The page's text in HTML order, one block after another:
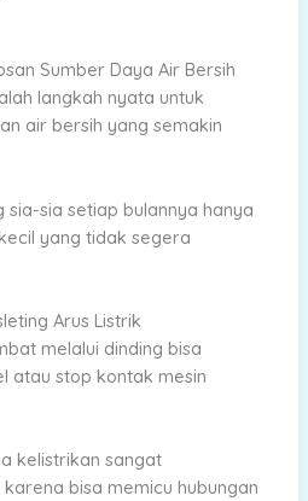
Sumber Daya Air Bersih
langkah nyata untuk
air bersih yang semakin
sia-sia setiap bulannya hanya
yang tidak segera
Arus Listrik
melalui dinding bisa
atau stop kontak mesin
kelistrikan sangat
bisa memicu hubungan